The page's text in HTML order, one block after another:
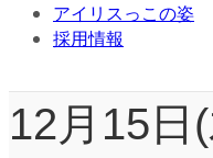
アイリスっこの姿
採用情報
12月15